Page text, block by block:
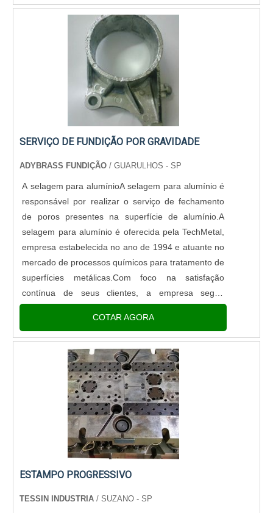
possível encontrar itens variados com tecnologia de
ponta, como linha suprema e portão grande.É
comprometida com os serviços e segura, padrões
alcançados por conter escritório de alta qualidade
onde são realizadas as atividades e estrutura
suficiente para atender todas as demandas. Tudo
isso, somado à performance de uma equipe de
colaboradores focados no compromisso com a
vasta experiência na área, comprova sua essência
de trazer o melhor para todos os clientes.
SERVIÇO DE FUNDIÇÃO POR GRAVIDADE
ADYBRASS FUNDIÇÃO / GUARULHOS - SP
A selagem para alumínioA selagem para alumínio é
responsável por realizar o serviço de fechamento
de poros presentes na superfície de alumínio.A
selagem para alumínio é oferecida pela TechMetal,
empresa estabelecida no ano de 1994 e atuante no
mercado de processos químicos para tratamento de
superfícies metálicas.Com foco na satisfação
contínua de seus clientes, a empresa segue
técnica de produto....
COTAR AGORA
ESTAMPO PROGRESSIVO
TESSIN INDUSTRIA/ SUZANO - SP